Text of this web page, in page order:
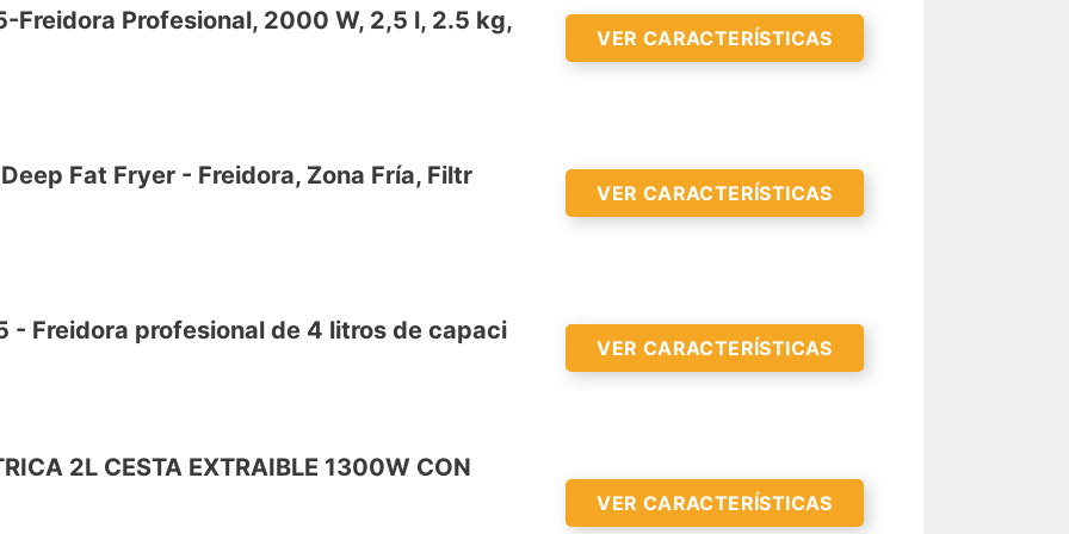
Freidora Profesional, 2000 W, 2,5 l, 2.5 kg,
VER CARACTERÍSTICAS
Fat Fryer - Freidora, Zona Fría, Filtr
VER CARACTERÍSTICAS
gracias al volumen de 3 litros
y mantiene el aceite mucho más limpio
para el lavavajillas
- Freidora profesional de 4 litros de capaci
VER CARACTERÍSTICAS
capacidad de 4 litros
2L CESTA EXTRAIBLE 1300W CON
VER CARACTERÍSTICAS